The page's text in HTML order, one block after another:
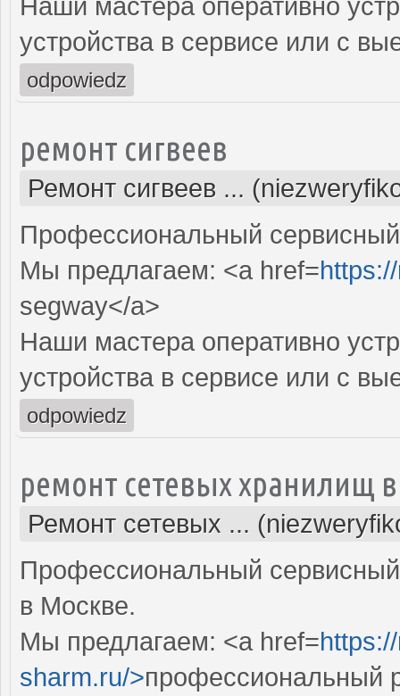
Наши мастера оперативно
устройства в сервисе или с
odpowiedz
ремонт сигвеев
Ремонт сигвеев ...
Профессиональный
Мы предлагаем: <a href=
segway</a>
Наши мастера оперативно
устройства в сервисе или с
odpowiedz
ремонт сетевых хранилищ
Ремонт сетевых ...
Профессиональный
в Москве.
Мы предлагаем: <a href=
sharm.ru/>профессиональный